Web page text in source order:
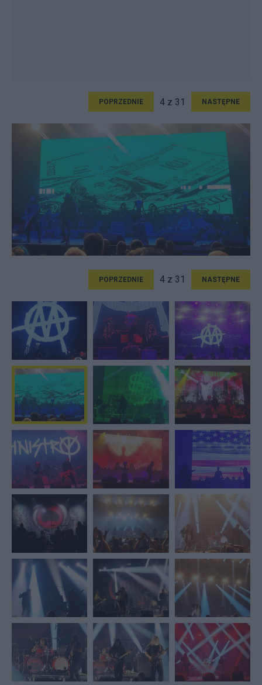
POPRZEDNIE 4 z 31 NASTĘPNE
POPRZEDNIE 4 z 31 NASTĘPNE